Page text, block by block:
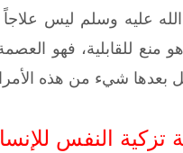
عليه وسلم ليس
هو منع للقابلية، فهو
بعدها شيء من هذه
تزكية النفس